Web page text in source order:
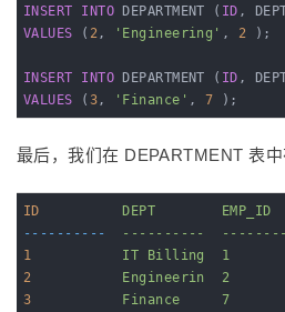
INSERT INTO DEPARTMENT ( ID
VALUES ( 2, 'Engineering' , 2 );
INSERT INTO DEPARTMENT ( ID
VALUES ( 3, 'Finance' , 7 );
最后，我们在 DEPARTMENT 表中
ID
DEPT        EMP_ID
----------
----------
1
IT Billing  1
2
Engineerin  2
3
Finance     7